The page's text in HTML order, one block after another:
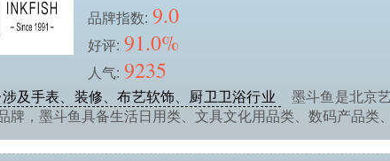
品牌指数: 9.0
好评: 91.0%
人气: 9235
涉及手表、装修、布艺软饰、厨卫卫浴行业
墨斗鱼是北京
牌，墨斗鱼具备生活日用类、文具文化用品类、数码产品类